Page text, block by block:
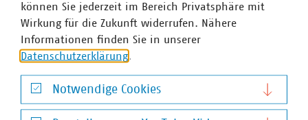
Europa
Eine starke kommunale Selbstverwaltung mit
starken kommunalen Unternehmen setzen eine
europäische Gesetzgebung erfolgreich um.
können Sie jederzeit im Bereich Privatsphäre mit
Wirkung für die Zukunft widerrufen. Nähere
Informationen finden Sie in unserer
Datenschutzerklärung.
Notwendige Cookies
Notwendige Cookies